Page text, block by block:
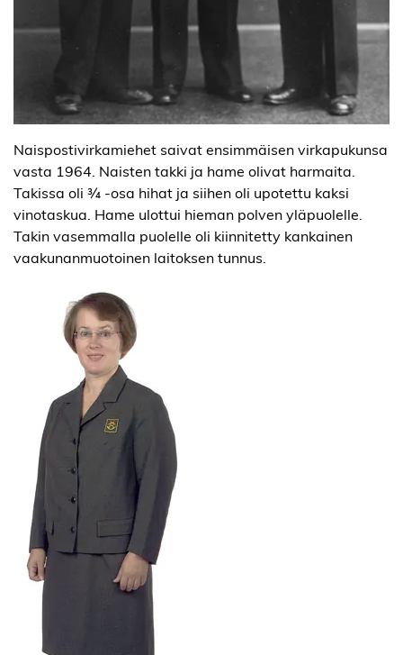
Naispostivirkamiehet saivat ensimmäisen virkapukunsa
vasta 1964. Naisten takki ja hame olivat harmaita.
Takissa oli ¾ -osa hihat ja siihen oli upotettu kaksi
vinotaskua. Hame ulottui hieman polven yläpuolelle.
Takin vasemmalla puolelle oli kiinnitetty kankainen
vaakunanmuotoinen laitoksen tunnus.